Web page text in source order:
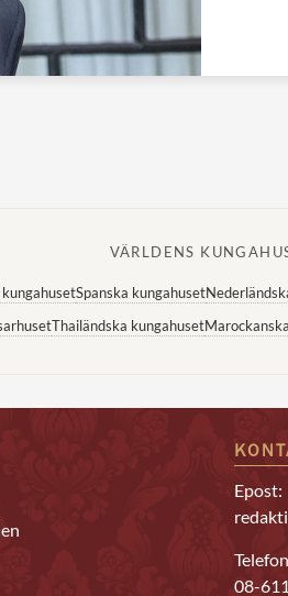
VÄRLDENS
Spanska kungahuset
Thailändska kungahuset
Epost:
08-